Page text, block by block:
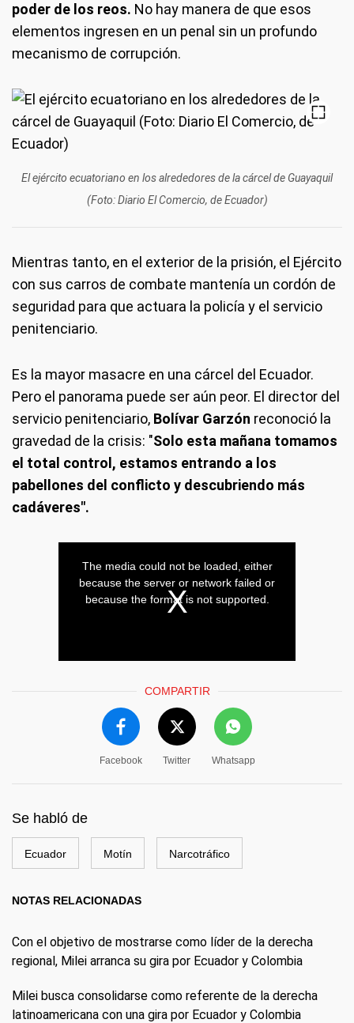
poder de los reos. No hay manera de que esos
elementos ingresen en un penal sin un profundo
mecanismo de corrupción.
El ejército ecuatoriano en los alrededores de la cárcel de Guayaquil
(Foto: Diario El Comercio, de Ecuador)
Mientras tanto, en el exterior de la prisión, el Ejército
con sus carros de combate mantenía un cordón de
seguridad para que actuara la policía y el servicio
penitenciario.
Es la mayor masacre en una cárcel del Ecuador.
Pero el panorama puede ser aún peor. El director del
servicio penitenciario, Bolívar Garzón reconoció la
gravedad de la crisis: "Solo esta mañana tomamos
el total control, estamos entrando a los
pabellones del conflicto y descubriendo más
cadáveres".
COMPARTIR
Facebook Twitter Whatsapp
Se habló de
Ecuador Motín Narcotráfico
NOTAS RELACIONADAS
Con el objetivo de mostrarse como líder de la derecha
regional, Milei arranca su gira por Ecuador y Colombia
Milei busca consolidarse como referente de la derecha
latinoamericana con una gira por Ecuador y Colombia